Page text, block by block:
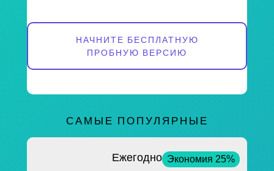
НАЧНИТЕ БЕСПЛАТНУЮ
ПРОБНУЮ ВЕРСИЮ
САМЫЕ ПОПУЛЯРНЫЕ
Ежегодно Экономия 25%